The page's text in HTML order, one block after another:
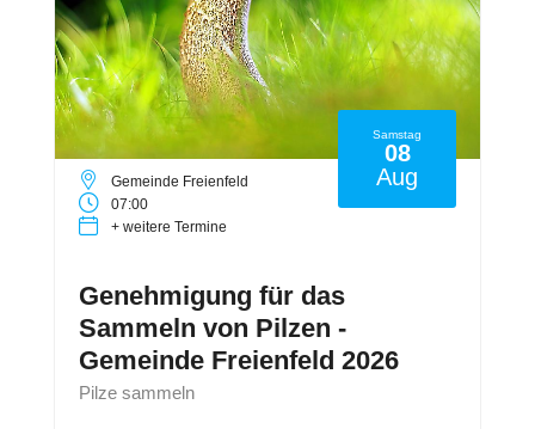
Samstag
08
Aug
Gemeinde Freienfeld
07:00
+ weitere Termine
Genehmigung für das
Sammeln von Pilzen -
Gemeinde Freienfeld 2026
Pilze sammeln